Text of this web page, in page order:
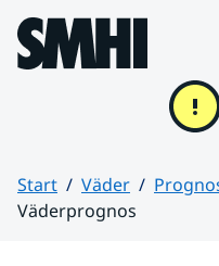
Hoppa till sidans innehåll
Start Väder
Väderprognos